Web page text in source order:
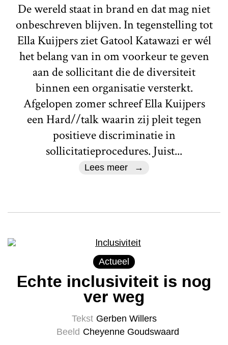
De wereld staat in brand en dat mag niet
onbeschreven blijven. In tegenstelling tot
Ella Kuijpers ziet Gatool Katawazi er wél
het belang van in om voorkeur te geven
aan de sollicitant die de diversiteit
binnen een organisatie versterkt.
Afgelopen zomer schreef Ella Kuijpers
een Hard//talk waarin zij pleit tegen
positieve discriminatie in
sollicitatieprocedures. Juist...
Lees meer
Actueel
Echte inclusiviteit is nog
ver weg
Tekst Gerben Willers
Beeld Cheyenne Goudswaard